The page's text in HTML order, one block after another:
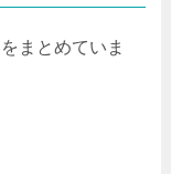
まとめていま